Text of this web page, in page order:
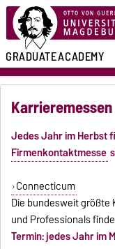
GRADUATEACADEMY
Karrieremessen
Jedes Jahr im Herbst
Firmenkontaktmesse
Connecticum
Die bundesweit
und Professionals
Termin: jedes Jahr im